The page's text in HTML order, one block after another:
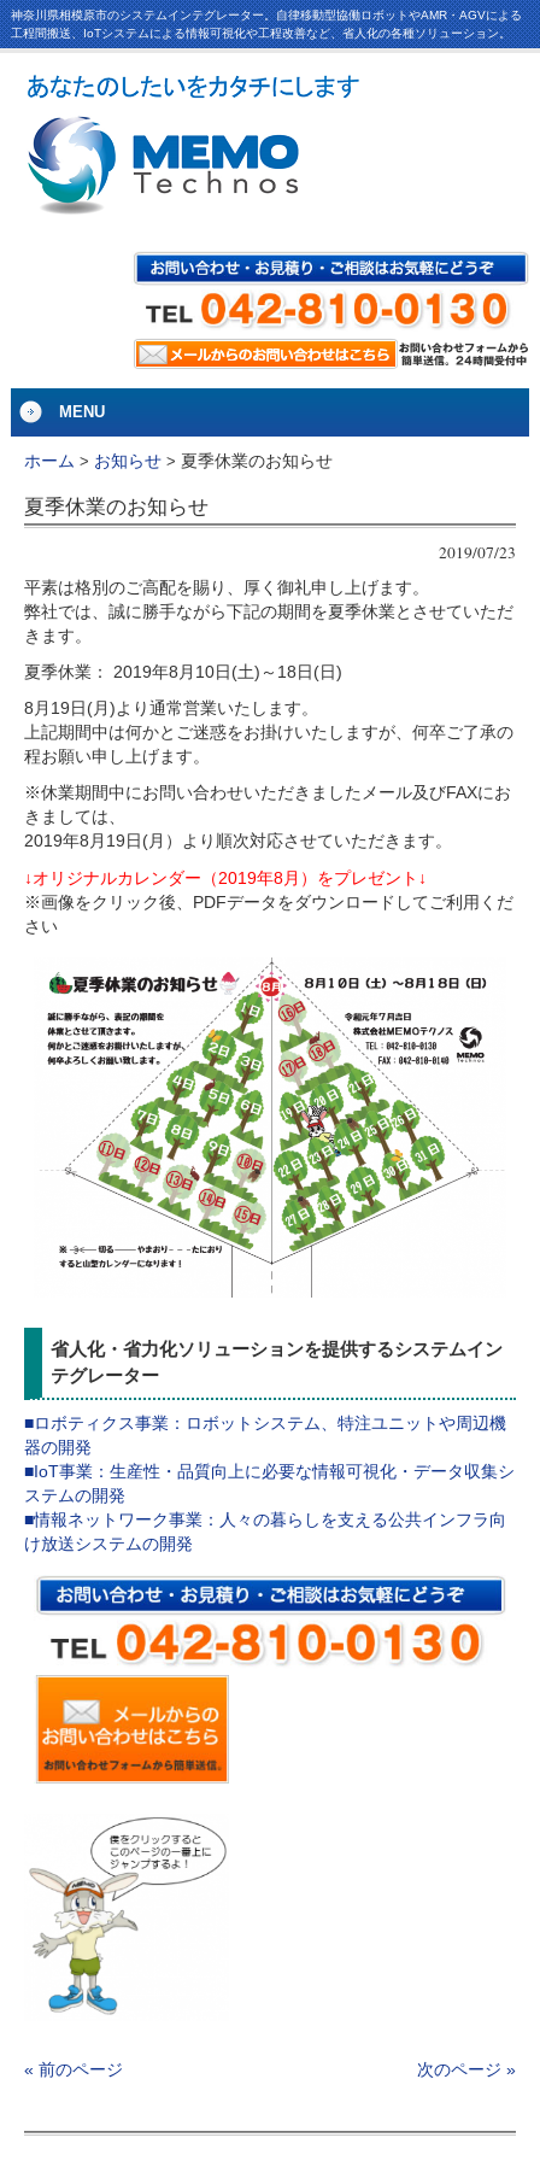
神奈川県相模原市のシステムインテグレーター。自律移動型協働ロボットやAMR・AGVによる
工程間搬送、IoTシステムによる情報可視化や工程改善など、省人化の各種ソリューション。
MENU
ホーム > お知らせ> 夏季休業のお知らせ
夏季休業のお知らせ
2019/07/23
平素は格別のご高配を賜り、厚く御礼申し上げます。
弊社では、誠に勝手ながら下記の期間を夏季休業とさせていただ
きます。
夏季休業： 2019年8月10日(土)～18日(日)
8月19日(月)より通常営業いたします。
上記期間中は何かとご迷惑をお掛けいたしますが、何卒ご了承の
程お願い申し上げます。
※休業期間中にお問い合わせいただきましたメール及びFAXにお
きましては、
2019年8月19日(月）より順次対応させていただきます。
↓オリジナルカレンダー（2019年8月）をプレゼント↓
※画像をクリック後、PDFデータをダウンロードしてご利用くだ
さい
省人化・省力化ソリューションを提供するシステムイン
テグレーター
■ロボティクス事業：ロボットシステム、特注ユニットや周辺機
器の開発
■IoT事業：生産性・品質向上に必要な情報可視化・データ収集シ
ステムの開発
■情報ネットワーク事業：人々の暮らしを支える公共インフラ向
け放送システムの開発
« 前のページ 次のページ »